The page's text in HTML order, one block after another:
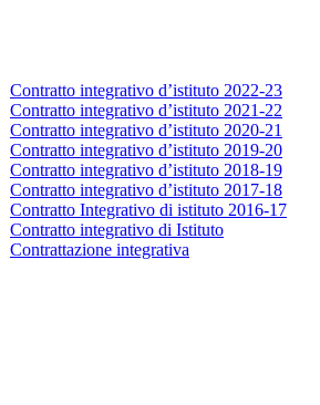
Contratto integrativo d’istituto 2022-23
Contratto integrativo d’istituto 2021-22
Contratto integrativo d’istituto 2020-21
Contratto integrativo d’istituto 2019-20
Contratto integrativo d’istituto 2018-19
Contratto integrativo d’istituto 2017-18
Contratto Integrativo di istituto 2016-17
Contratto integrativo di Istituto
Contrattazione integrativa